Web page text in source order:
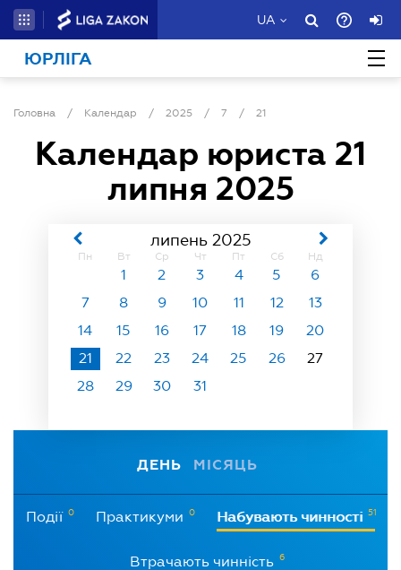
UA
ЮРЛІГА
Головна / Календар / 2025 / 7 / 21
Календар юриста 21
липня 2025
липень 2025
Пн Вт Ср Чт Пт Сб Нд
1 2 3 4 5
6
7
8 9 10 11 12
13
14
15 16 17 18 19
20
21
22 23 24 25 26
27
28
29 30 31
ДЕНЬ МІСЯЦЬ
Події 0 Практикуми 0 Набувають чинності 51
Втрачають чинність 6